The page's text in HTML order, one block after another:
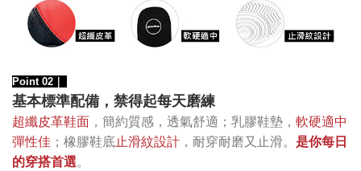
Point 02｜
基本標準配備，禁得起每天磨練
超纖皮革鞋面 ，簡約質感，透氣舒適；乳膠鞋墊， 軟硬適中
彈性佳 ；橡膠鞋底止滑紋設計 ，耐穿耐磨又止滑。 是你每日
的穿搭首選。